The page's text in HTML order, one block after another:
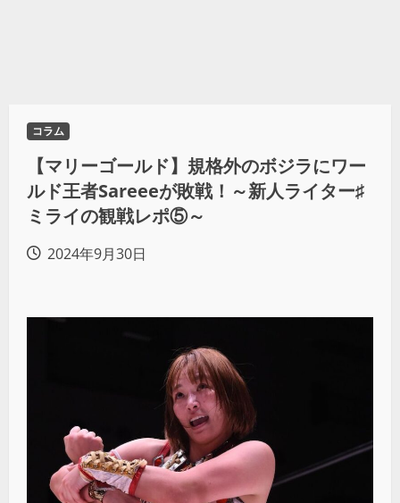
コラム
【マリーゴールド】規格外のボジラにワー
ルド王者Sareeeが敗戦！～新人ライター♯
ミライの観戦レポ⑤～
2024年9月30日